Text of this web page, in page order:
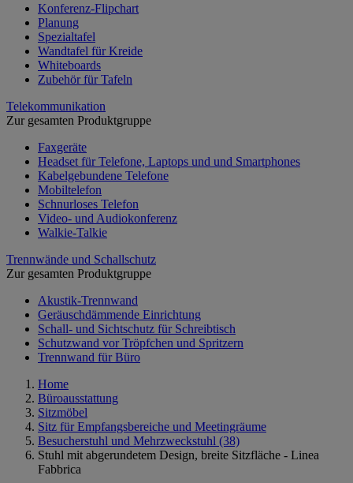
Konferenz-Flipchart
Planung
Spezialtafel
Wandtafel für Kreide
Whiteboards
Zubehör für Tafeln
Telekommunikation
Zur gesamten Produktgruppe
Faxgeräte
Headset für Telefone, Laptops und und Smartphones
Kabelgebundene Telefone
Mobiltelefon
Schnurloses Telefon
Video- und Audiokonferenz
Walkie-Talkie
Trennwände und Schallschutz
Zur gesamten Produktgruppe
Akustik-Trennwand
Geräuschdämmende Einrichtung
Schall- und Sichtschutz für Schreibtisch
Schutzwand vor Tröpfchen und Spritzern
Trennwand für Büro
Home
Büroausstattung
Sitzmöbel
Sitz für Empfangsbereiche und Meetingräume
Besucherstuhl und Mehrzweckstuhl (38)
Stuhl mit abgerundetem Design, breite Sitzfläche - Linea
Fabbrica